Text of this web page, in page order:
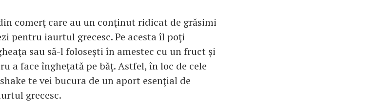
comerţ care au un conţinut ridicat de grăsimi
pentru iaurtul grecesc. Pe acesta îl poţi
sau să-l foloseşti în amestec cu un fruct şi
a face îngheţată pe băţ. Astfel, în loc de cele
te vei bucura de un aport esenţial de
grecesc.